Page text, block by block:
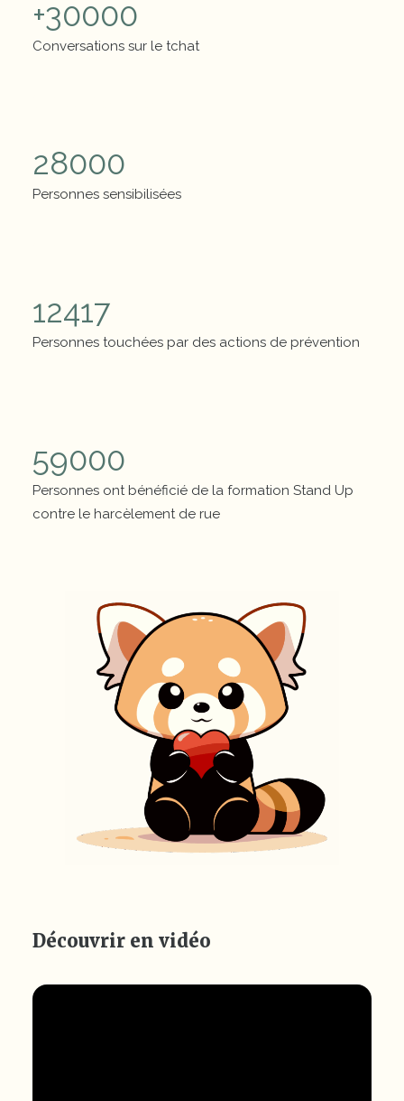
+30000
Conversations sur le tchat
28000
Personnes sensibilisées
12417
Personnes touchées par des actions de prévention
59000
Personnes ont bénéficié de la formation Stand Up
contre le harcèlement de rue
Découvrir en vidéo